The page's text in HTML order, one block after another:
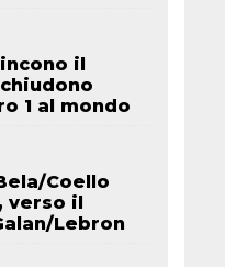
il
1 al mondo
Coello
verso il
Lebron